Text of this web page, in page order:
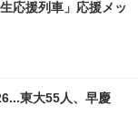
応援列車」応援メッ
東大55人、早慶